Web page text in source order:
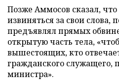
Позже Аммосов сказал,
извиняться за свои слова,
предъявлял прямых
открытую часть тела,
вышестоящих, кто
гражданского служащего,
министра».